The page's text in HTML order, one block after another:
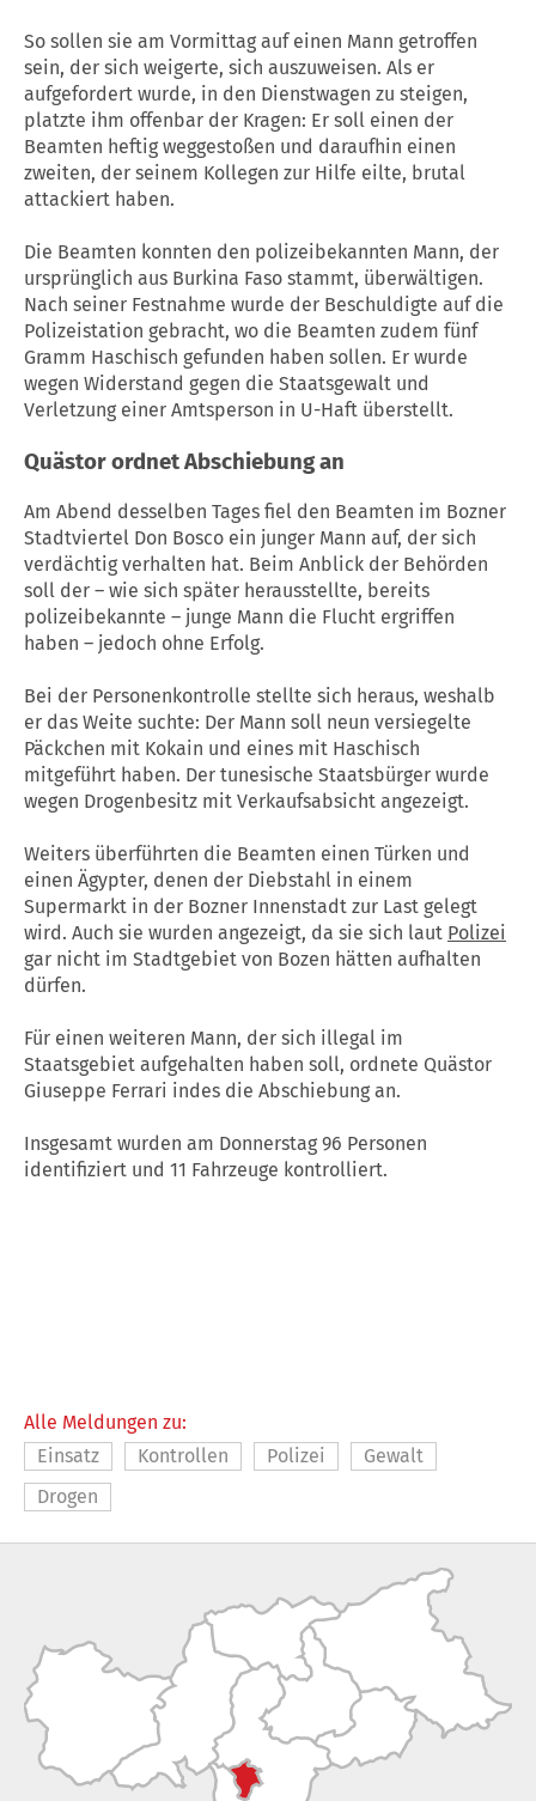
So sollen sie am Vormittag auf einen Mann getroffen
sein, der sich weigerte, sich auszuweisen. Als er
aufgefordert wurde, in den Dienstwagen zu steigen,
platzte ihm offenbar der Kragen: Er soll einen der
Beamten heftig weggestoßen und daraufhin einen
zweiten, der seinem Kollegen zur Hilfe eilte, brutal
attackiert haben.
Die Beamten konnten den polizeibekannten Mann, der
ursprünglich aus Burkina Faso stammt, überwältigen.
Nach seiner Festnahme wurde der Beschuldigte auf die
Polizeistation gebracht, wo die Beamten zudem fünf
Gramm Haschisch gefunden haben sollen. Er wurde
wegen Widerstand gegen die Staatsgewalt und
Verletzung einer Amtsperson in U-Haft überstellt.
Quästor ordnet Abschiebung an
Am Abend desselben Tages fiel den Beamten im Bozner
Stadtviertel Don Bosco ein junger Mann auf, der sich
verdächtig verhalten hat. Beim Anblick der Behörden
soll der – wie sich später herausstellte, bereits
polizeibekannte – junge Mann die Flucht ergriffen
haben – jedoch ohne Erfolg.
Bei der Personenkontrolle stellte sich heraus, weshalb
er das Weite suchte: Der Mann soll neun versiegelte
Päckchen mit Kokain und eines mit Haschisch
mitgeführt haben. Der tunesische Staatsbürger wurde
wegen Drogenbesitz mit Verkaufsabsicht angezeigt.
Weiters überführten die Beamten einen Türken und
einen Ägypter, denen der Diebstahl in einem
Supermarkt in der Bozner Innenstadt zur Last gelegt
wird. Auch sie wurden angezeigt, da sie sich laut Polizei
gar nicht im Stadtgebiet von Bozen hätten aufhalten
dürfen.
Für einen weiteren Mann, der sich illegal im
Staatsgebiet aufgehalten haben soll, ordnete Quästor
Giuseppe Ferrari indes die Abschiebung an.
Insgesamt wurden am Donnerstag 96 Personen
identifiziert und 11 Fahrzeuge kontrolliert.
Alle Meldungen zu:
Einsatz
Kontrollen Polizei
Gewalt
Drogen